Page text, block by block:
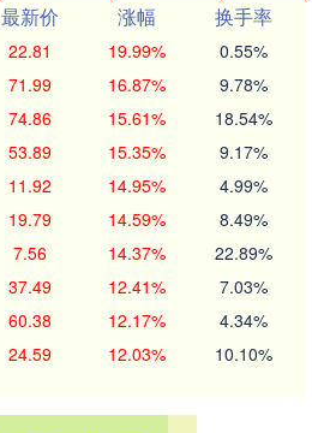
最新价 涨幅
换手率
22.81 19.99% 0.55%
71.99 16.87% 9.78%
74.86 15.61% 18.54%
53.89 15.35% 9.17%
11.92 14.95% 4.99%
19.79 14.59% 8.49%
7.56 14.37% 22.89%
37.49 12.41% 7.03%
60.38 12.17% 4.34%
24.59 12.03% 10.10%